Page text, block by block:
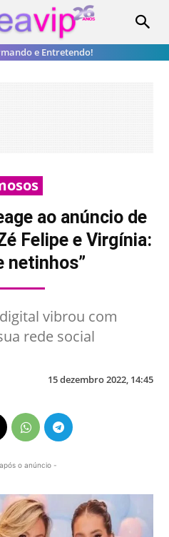
e Entretendo!
ao anúncio de
Felipe e Virgínia:
netinhos”
vibrou com
rede social
15 dezembro 2022, 14:45
o anúncio -